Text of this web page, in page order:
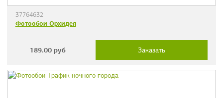
37764632
Фотообои Орхидея
189.00 руб Заказать